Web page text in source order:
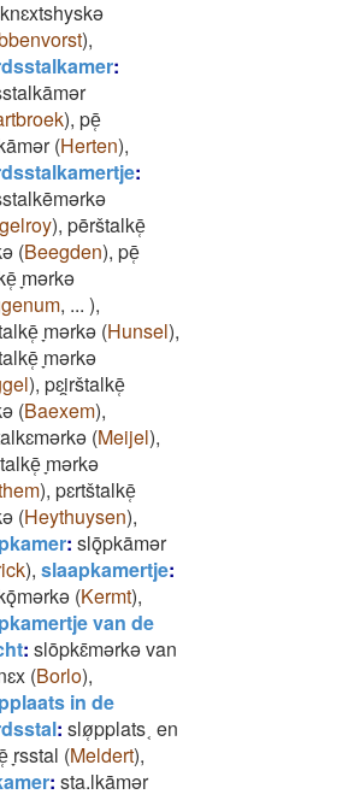
),
:
), pē̜
(Herten),
:
), pērštalkē̜
(Beegden), pē̜
̞mǝrkǝ
, ... ),
̞mǝrkǝ (Hunsel),
̞mǝrkǝ
), pɛi̯rštalkē̜
(Baexem),
(Meijel),
̞mǝrkǝ
), pɛrtštalkē̜
(Heythuysen),
: slǭpkāmǝr
), slaapkamertje:
(Kermt),
van de
: slōpkɛ̄mǝrkǝ van
(Borlo),
in de
: slø̜pplats˱ en
̞rsstal (Meldert),
: sta.lkāmǝr